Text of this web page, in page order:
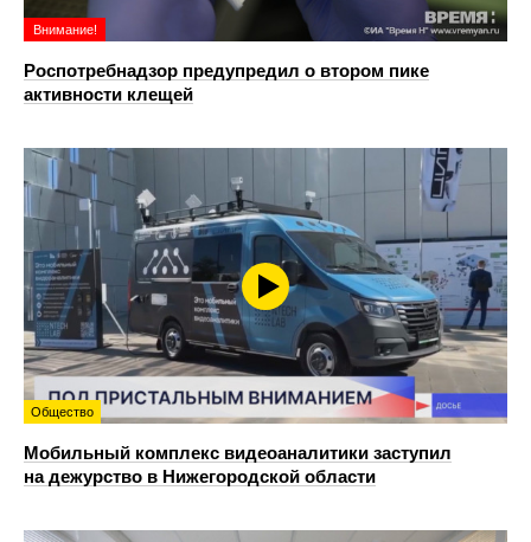
Внимание!
Роспотребнадзор предупредил о втором пике
активности клещей
Общество
Мобильный комплекс видеоаналитики заступил
на дежурство в Нижегородской области